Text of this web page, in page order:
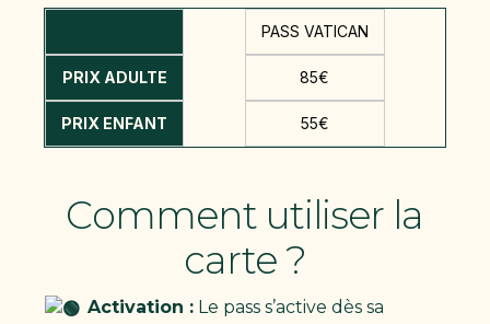
PRIX ADULTE
PRIX ENFANT
PASS VATICAN
85€
55€
Comment utiliser la
carte ?
Activation :Le pass s’active dès sa